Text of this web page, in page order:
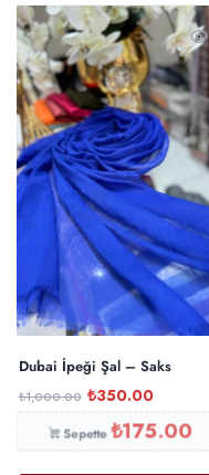
Dubai İpeği Şal – Saks
₺1,000.00 ₺350.00
Sepette₺175.00